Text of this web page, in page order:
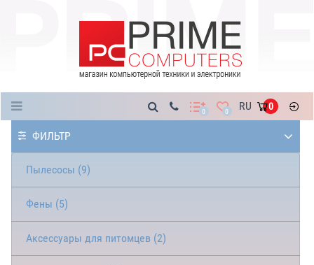
0 0 RU 0
ФИЛЬТР
Пылесосы (9)
Фены (5)
Аксессуары для питомцев (2)